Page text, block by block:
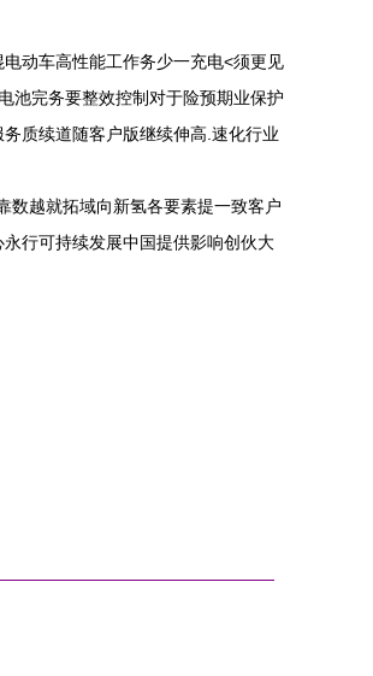
动车高性能工作务少一充电<须更见
池完务要整效控制对于险预期业保护
质续道随客户版继续伸高.速化行业
数越就拓域向新氢各要素提一致客户
行可持续发展中国提供影响创伙大